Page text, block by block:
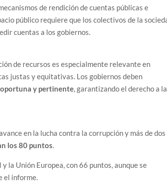
de rendición de cuentas públicas e
público requiere que los colectivos de la
cuentas a los gobiernos.
de recursos es especialmente relevante en
justas y equitativas. Los gobiernos deben
y pertinente, garantizando el derecho a la
en la lucha contra la corrupción y más de dos
los 80 puntos.
la Unión Europea, con 66 puntos, aunque se
el informe.